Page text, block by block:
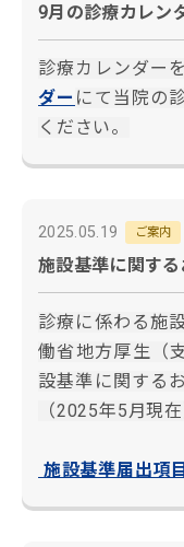
9月の診療カレン
診療カレンダー
ダー にて当院の
ください。
2025.05.19 ご案内
施設基準に関す
診療に係わる施
働省地方厚生（
設基準に関する
（2025年5月現在
施設基準届出項